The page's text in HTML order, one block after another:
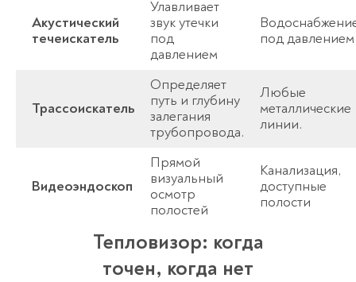
Акустический
течеискатель
Улавливает
звук утечки
под
давлением
под давлением
Трассоискатель
Определяет
путь и глубину
залегания
трубопровода.
Любые
металлические
линии.
Видеоэндоскоп
Прямой
визуальный
осмотр
полостей
Канализация,
доступные
полости
Тепловизор: когда
точен, когда нет